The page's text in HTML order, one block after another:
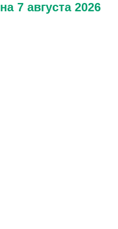
на 7 августа 2026